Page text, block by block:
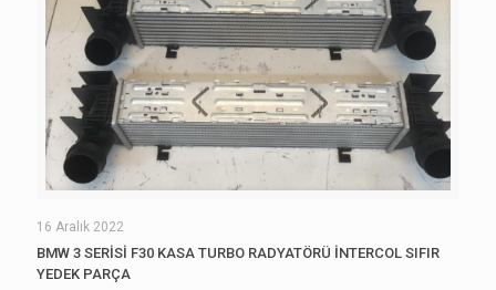
16 Aralık 2022
BMW 3 SERİSİ F30 KASA TURBO RADYATÖRÜ İNTERCOL SIFIR
YEDEK PARÇA